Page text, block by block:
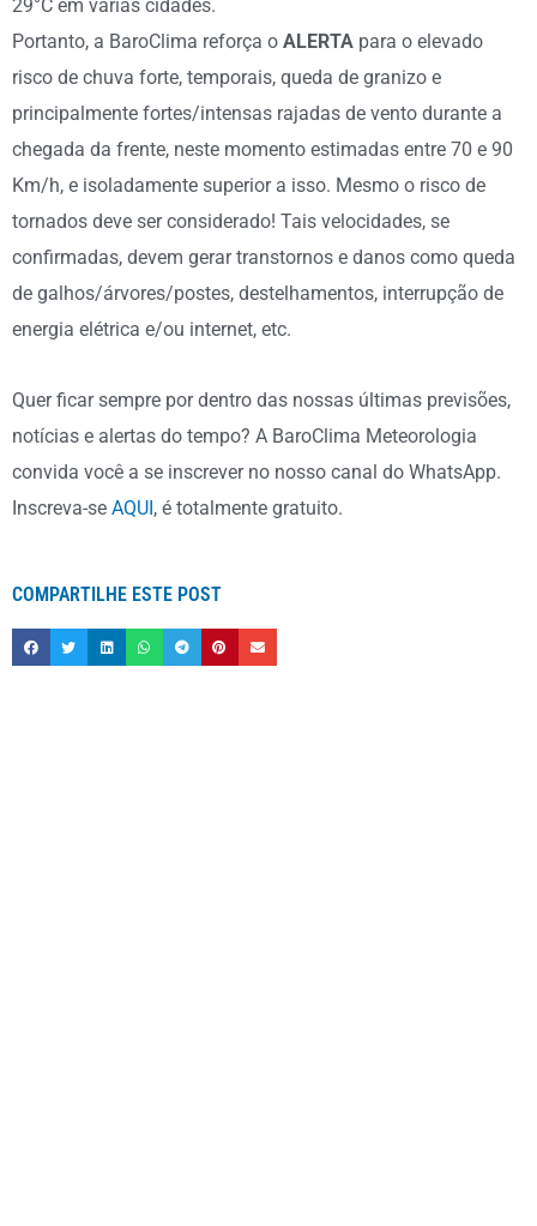
29°C em várias cidades.
Portanto, a BaroClima reforça o ALERTA para o elevado
risco de chuva forte, temporais, queda de granizo e
principalmente fortes/intensas rajadas de vento durante a
chegada da frente, neste momento estimadas entre 70 e 90
Km/h, e isoladamente superior a isso. Mesmo o risco de
tornados deve ser considerado! Tais velocidades, se
confirmadas, devem gerar transtornos e danos como queda
de galhos/árvores/postes, destelhamentos, interrupção de
energia elétrica e/ou internet, etc.
Quer ficar sempre por dentro das nossas últimas previsões,
notícias e alertas do tempo? A BaroClima Meteorologia
convida você a se inscrever no nosso canal do WhatsApp.
Inscreva-se AQUI, é totalmente gratuito.
COMPARTILHE ESTE POST